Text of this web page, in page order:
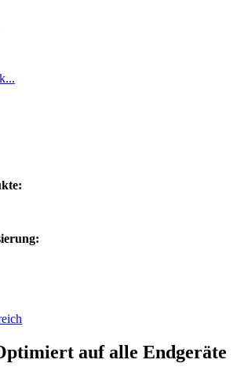
auf alle Endgeräte